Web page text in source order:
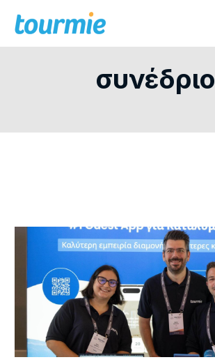
συνέδριο